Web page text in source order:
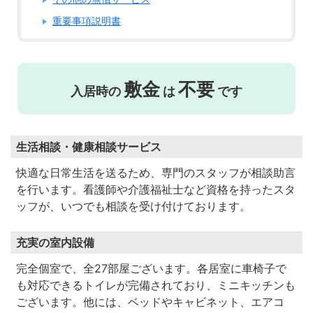
重要事項説明書
入居時の 敷金は 不要 です
生活相談・健康相談サービス
快適な日常生活を送るため、専門のスタッフが相談助言
を行います。看護師や介護福祉士など資格を持ったスタ
ッフが、いつでも相談を受け付けております。
充実の室内設備
完全個室で、全27部屋ございます。各居室に車椅子で
も対応できるトイレが完備されており、ミニキッチンも
ございます。他には、ベッドやキャビネット、エアコ